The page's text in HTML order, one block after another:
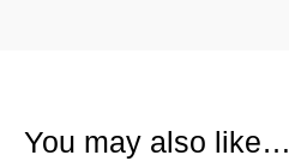
You may also like…